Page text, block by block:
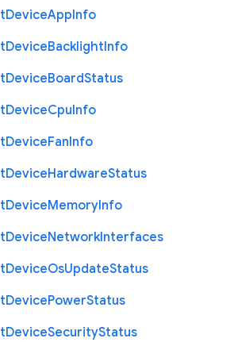
DeviceAppInfo
DeviceBacklightInfo
DeviceBoardStatus
DeviceCpuInfo
DeviceFanInfo
DeviceHardwareStatus
DeviceMemoryInfo
DeviceNetworkInterfaces
DeviceOsUpdateStatus
DevicePowerStatus
DeviceSecurityStatus